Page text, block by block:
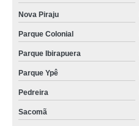
Nova Piraju
Parque Colonial
Parque Ibirapuera
Parque Ypê
Pedreira
Sacomã